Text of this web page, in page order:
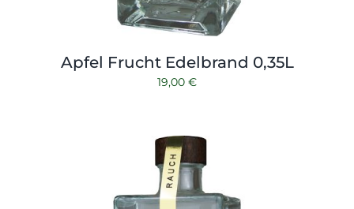
Apfel Frucht Edelbrand 0,35L
19,00 €